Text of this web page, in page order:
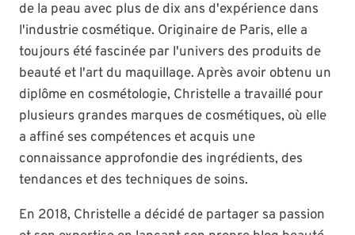
de la peau avec plus de dix ans d'expérience dans
l'industrie cosmétique. Originaire de Paris, elle a
toujours été fascinée par l'univers des produits de
beauté et l'art du maquillage. Après avoir obtenu un
diplôme en cosmétologie, Christelle a travaillé pour
plusieurs grandes marques de cosmétiques, où elle
a affiné ses compétences et acquis une
connaissance approfondie des ingrédients, des
tendances et des techniques de soins.
En 2018, Christelle a décidé de partager sa passion